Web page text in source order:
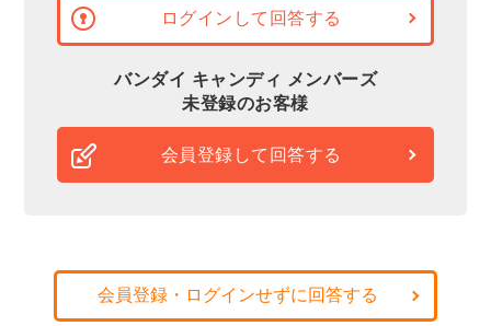
ログインして回答する
バンダイ キャンディ メンバーズ
未登録のお客様
会員登録して回答する
会員登録・ログインせずに回答する